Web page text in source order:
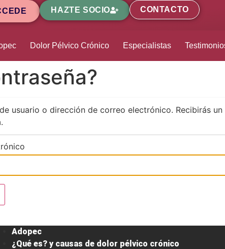
HAZTE SOCIO CONTACTO
Dolor Pélvico Crónico Especialistas
usuario o dirección de correo electrónico. Recibirás
Adopec
¿Qué es? y causas de dolor pélvico crónico